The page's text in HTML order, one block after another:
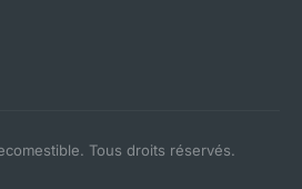
Tous droits réservés.